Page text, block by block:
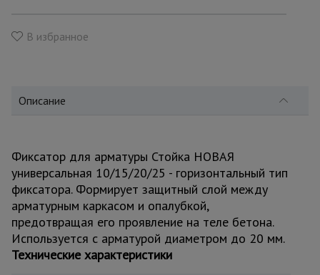
Штукатурные
комплекты
Сварочные
аппараты
В избранное
Описание
Фиксатор для арматуры Стойка НОВАЯ
универсальная 10/15/20/25 - горизонтальный тип
фиксатора. Формирует защитный слой между
арматурным каркасом и опалубкой,
предотвращая его проявление на теле бетона.
Используется с арматурой диаметром до 20 мм.
Технические характеристики